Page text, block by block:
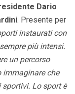
Dario
. Presente per
instaurati con
più intensi.
un percorso
immaginare che
sportivi. Lo sport è